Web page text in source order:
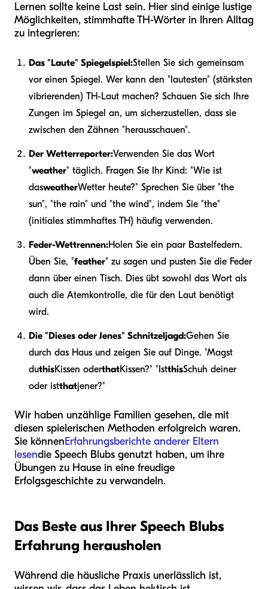
Lernen sollte keine Last sein. Hier sind einige lustige
Möglichkeiten, stimmhafte TH-Wörter in Ihren Alltag
zu integrieren:
Das "Laute" Spiegelspiel:Stellen Sie sich gemeinsam
vor einen Spiegel. Wer kann den "lautesten" (stärksten
vibrierenden) TH-Laut machen? Schauen Sie sich Ihre
Zungen im Spiegel an, um sicherzustellen, dass sie
zwischen den Zähnen "herausschauen".
Der Wetterreporter:Verwenden Sie das Wort
"weather" täglich. Fragen Sie Ihr Kind: "Wie ist
dasweatherWetter heute?" Sprechen Sie über "the
sun", "the rain" und "the wind", indem Sie "the"
(initiales stimmhaftes TH) häufig verwenden.
Feder-Wettrennen:Holen Sie ein paar Bastelfedern.
Üben Sie, "feather" zu sagen und pusten Sie die Feder
dann über einen Tisch. Dies übt sowohl das Wort als
auch die Atemkontrolle, die für den Laut benötigt
wird.
Die "Dieses oder Jenes" Schnitzeljagd:Gehen Sie
durch das Haus und zeigen Sie auf Dinge. "Magst
duthisKissen oderthatKissen?" "IstthisSchuh deiner
oder istthatjener?"
Wir haben unzählige Familien gesehen, die mit
diesen spielerischen Methoden erfolgreich waren.
Sie könnenErfahrungsberichte anderer Eltern
lesendie Speech Blubs genutzt haben, um ihre
Übungen zu Hause in eine freudige
Erfolgsgeschichte zu verwandeln.
Das Beste aus Ihrer Speech Blubs
Erfahrung herausholen
Während die häusliche Praxis unerlässlich ist,